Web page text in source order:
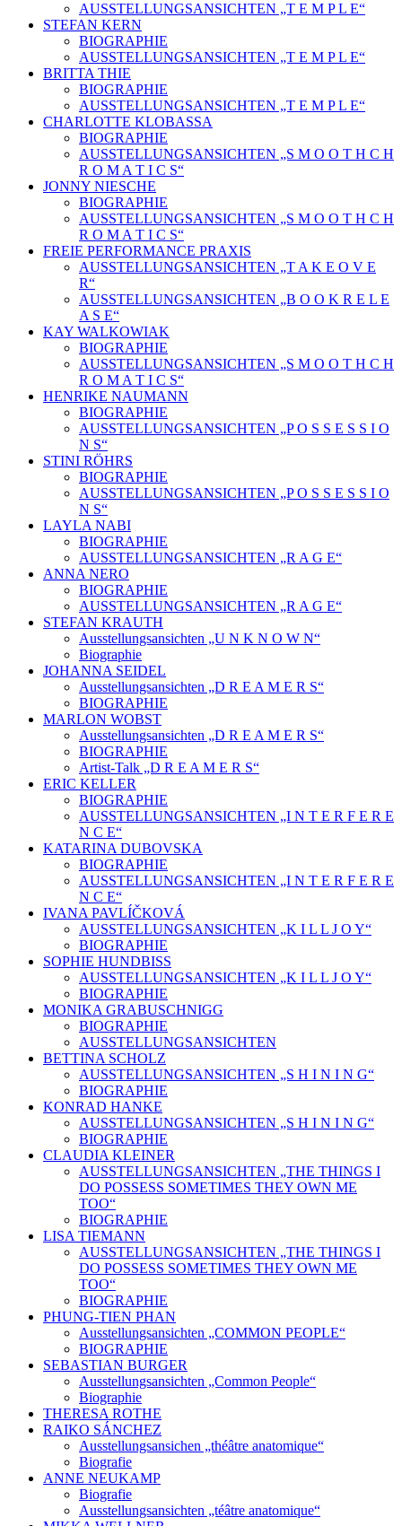
AUSSTELLUNGSANSICHTEN „T E M P L E“
STEFAN KERN
BIOGRAPHIE
AUSSTELLUNGSANSICHTEN „T E M P L E“
BRITTA THIE
BIOGRAPHIE
AUSSTELLUNGSANSICHTEN „T E M P L E“
CHARLOTTE KLOBASSA
BIOGRAPHIE
AUSSTELLUNGSANSICHTEN „S M O O T H C H
R O M A T I C S“
JONNY NIESCHE
BIOGRAPHIE
AUSSTELLUNGSANSICHTEN „S M O O T H C H
R O M A T I C S“
FREIE PERFORMANCE PRAXIS
AUSSTELLUNGSANSICHTEN „T A K E O V E
R“
AUSSTELLUNGSANSICHTEN „B O O K R E L E
A S E“
KAY WALKOWIAK
BIOGRAPHIE
AUSSTELLUNGSANSICHTEN „S M O O T H C H
R O M A T I C S“
HENRIKE NAUMANN
BIOGRAPHIE
AUSSTELLUNGSANSICHTEN „P O S S E S S I O
N S“
STINI RÖHRS
BIOGRAPHIE
AUSSTELLUNGSANSICHTEN „P O S S E S S I O
N S“
LAYLA NABI
BIOGRAPHIE
AUSSTELLUNGSANSICHTEN „R A G E“
ANNA NERO
BIOGRAPHIE
AUSSTELLUNGSANSICHTEN „R A G E“
STEFAN KRAUTH
Ausstellungsansichten „U N K N O W N“
Biographie
JOHANNA SEIDEL
Ausstellungsansichten „D R E A M E R S“
BIOGRAPHIE
MARLON WOBST
Ausstellungsansichten „D R E A M E R S“
BIOGRAPHIE
Artist-Talk „D R E A M E R S“
ERIC KELLER
BIOGRAPHIE
AUSSTELLUNGSANSICHTEN „I N T E R F E R E
N C E“
KATARINA DUBOVSKA
BIOGRAPHIE
AUSSTELLUNGSANSICHTEN „I N T E R F E R E
N C E“
IVANA PAVLÍČKOVÁ
AUSSTELLUNGSANSICHTEN „K I L L J O Y“
BIOGRAPHIE
SOPHIE HUNDBISS
AUSSTELLUNGSANSICHTEN „K I L L J O Y“
BIOGRAPHIE
MONIKA GRABUSCHNIGG
BIOGRAPHIE
AUSSTELLUNGSANSICHTEN
BETTINA SCHOLZ
AUSSTELLUNGSANSICHTEN „S H I N I N G“
BIOGRAPHIE
KONRAD HANKE
AUSSTELLUNGSANSICHTEN „S H I N I N G“
BIOGRAPHIE
CLAUDIA KLEINER
AUSSTELLUNGSANSICHTEN „THE THINGS I
DO POSSESS SOMETIMES THEY OWN ME
TOO“
BIOGRAPHIE
LISA TIEMANN
AUSSTELLUNGSANSICHTEN „THE THINGS I
DO POSSESS SOMETIMES THEY OWN ME
TOO“
BIOGRAPHIE
PHUNG-TIEN PHAN
Ausstellungsansichten „COMMON PEOPLE“
BIOGRAPHIE
SEBASTIAN BURGER
Ausstellungsansichten „Common People“
Biographie
THERESA ROTHE
RAIKO SÁNCHEZ
Ausstellungsansichen „théâtre anatomique“
Biografie
ANNE NEUKAMP
Biografie
Ausstellungsansichten „téâtre anatomique“